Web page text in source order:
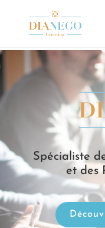
Spécialiste
et des